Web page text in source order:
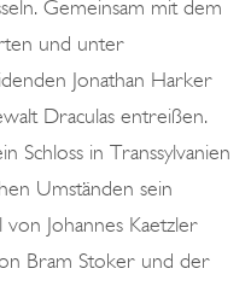
Gemeinsam mit dem
und unter
Jonathan Harker
Draculas entreißen.
Schloss in Transsylvanien
Umständen sein
von Johannes Kaetzler
Bram Stoker und der